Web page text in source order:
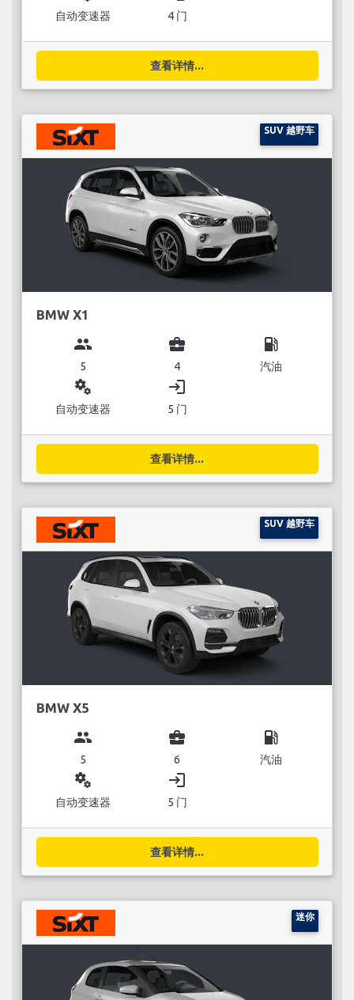
自动变速器 4 门
查看详情...
SUV 越野车
BMW X1
group
5
business_center
4
local_gas_station
汽油
miscellaneous_services
自动变速器
login
5 门
查看详情...
SUV 越野车
BMW X5
group
5
business_center
6
local_gas_station
汽油
miscellaneous_services
自动变速器
login
5 门
查看详情...
迷你